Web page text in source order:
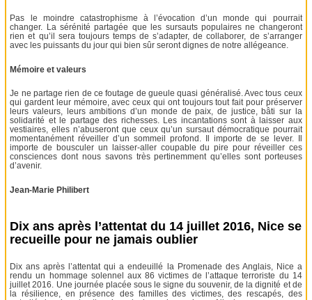
Pas le moindre catastrophisme à l’évocation d’un monde qui pourrait
changer. La sérénité partagée que les sursauts populaires ne changeront
rien et qu’il sera toujours temps de s’adapter, de collaborer, de s’arranger
avec les puissants du jour qui bien sûr seront dignes de notre allégeance.
Mémoire et valeurs
Je ne partage rien de ce foutage de gueule quasi généralisé. Avec tous ceux
qui gardent leur mémoire, avec ceux qui ont toujours tout fait pour préserver
leurs valeurs, leurs ambitions d’un monde de paix, de justice, bâti sur la
solidarité et le partage des richesses. Les incantations sont à laisser aux
vestiaires, elles n’abuseront que ceux qu’un sursaut démocratique pourrait
momentanément réveiller d’un sommeil profond. Il importe de se lever. Il
importe de bousculer un laisser-aller coupable du pire pour réveiller ces
consciences dont nous savons très pertinemment qu’elles sont porteuses
d’avenir.
Jean-Marie Philibert
Dix ans après l’attentat du 14 juillet 2016, Nice se
recueille pour ne jamais oublier
Dix ans après l’attentat qui a endeuillé la Promenade des Anglais, Nice a
rendu un hommage solennel aux 86 victimes de l’attaque terroriste du 14
juillet 2016. Une journée placée sous le signe du souvenir, de la dignité et de
la résilience, en présence des familles des victimes, des rescapés, des